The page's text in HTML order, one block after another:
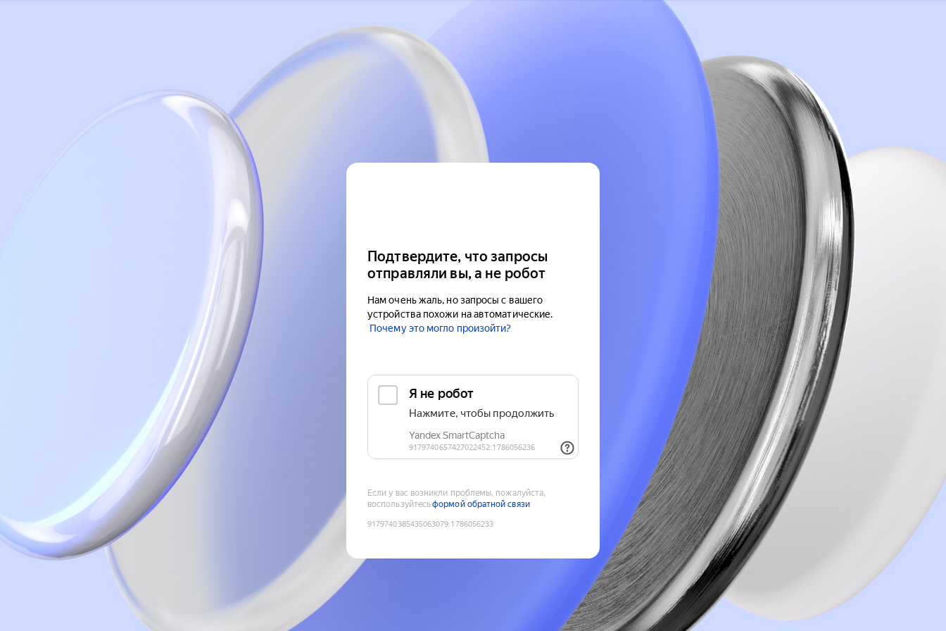
Подтвердите, что запросы
отправляли вы, а не робот
Нам очень жаль, но запросы с вашего
устройства похожи на автоматические.
Почему это могло произойти?
Если у вас возникли проблемы, пожалуйста,
воспользуйтесьформой обратной связи
9179740385435063079:1786056233